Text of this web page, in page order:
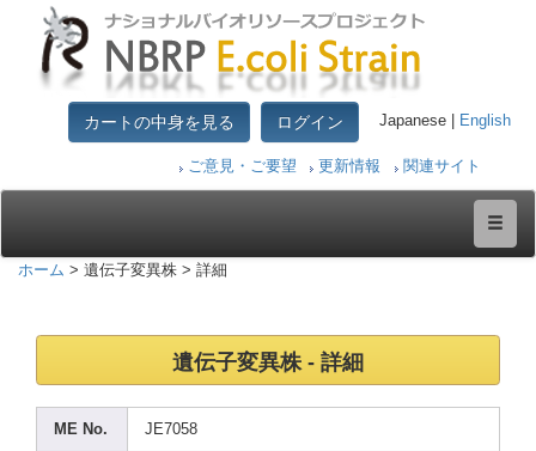
カートの中身を見る ログイン Japanese | English
ご意見・ご要望 更新情報 関連サイト
ホーム > 遺伝子変異株 > 詳細
遺伝子変異株 - 詳細
ME No. JE7058